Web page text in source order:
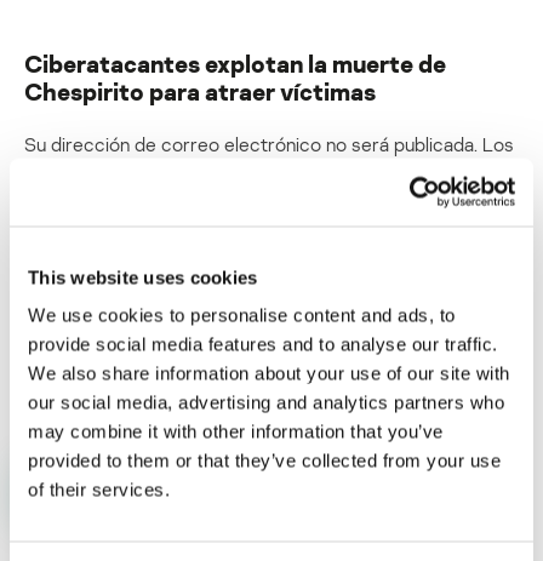
This website uses cookies
We use cookies to personalise content and ads, to
provide social media features and to analyse our traffic.
We also share information about your use of our site with
our social media, advertising and analytics partners who
may combine it with other information that you’ve
provided to them or that they’ve collected from your use
of their services.
Ciberatacantes explotan la muerte de
Chespirito para atraer víctimas
Su dirección de correo electrónico no será publicada. Los
Nombre* Correo electrónico*